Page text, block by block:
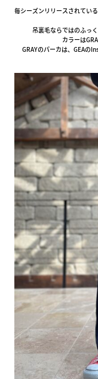
毎シーズンリリースされてい
吊裏毛ならではのふっ
カラーは
GRAYのパーカは、GEAの